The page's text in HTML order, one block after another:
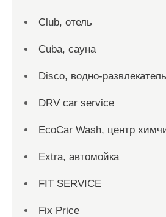
Club, отель
Cuba, сауна
Disco, водно-
DRV car service
EcoCar Wash, центр
Extra, автомойка
FIT SERVICE
Fix Price